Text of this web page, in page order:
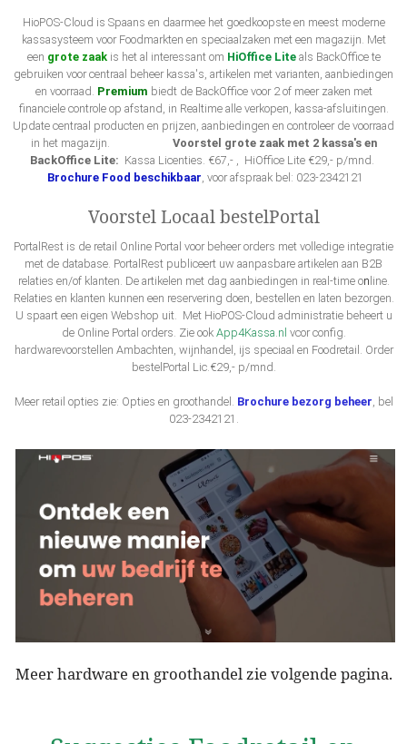
HioPOS-Cloud is Spaans en daarmee het goedkoopste en meest moderne
kassasysteem voor Foodmarkten en speciaalzaken met een magazijn. Met
een grote zaak is het al interessant om HiOffice Liteals BackOffice te
gebruiken voor centraal beheer kassa's, artikelen met varianten, aanbiedingen
en voorraad. Premium biedt de BackOffice voor 2 of meer zaken met
financiele controle op afstand, in Realtime alle verkopen, kassa-afsluitingen.
Update centraal producten en prijzen, aanbiedingen en controleer de voorraad
in het magazijn.
Voorstel grote zaak met 2 kassa's en
BackOffice Lite: Kassa Licenties. €67,- , HiOffice Lite €29,- p/mnd.
Brochure Food beschikbaar, voor afspraak bel: 023-2342121
Voorstel Locaal bestelPortal
PortalRest is de retail Online Portal voor beheer orders met volledige integratie
met de database. PortalRest publiceert uw aanpasbare artikelen aan B2B
relaties en/of klanten. De artikelen met dag aanbiedingen in real-time on line.
Relaties en klanten kunnen een reservering doen, bestellen en laten bezorgen.
U spaart een eigen Webshop uit. Met HioPOS-Cloud administratie beheert u
de Online Portal orders. Zie ook App4Kassa.n vcor config.
hardwarevoorstellen Ambachten, wijnhandel, ijs speciaal en Foodretail. Order
bestelPortal Lic.€29,- p/mnd.
Meer retail opties zie: Opties en groothandel. Brochure bezorg beheer, bel
023-2342121.
Meer hardware en groothandel zie volgende pagina.